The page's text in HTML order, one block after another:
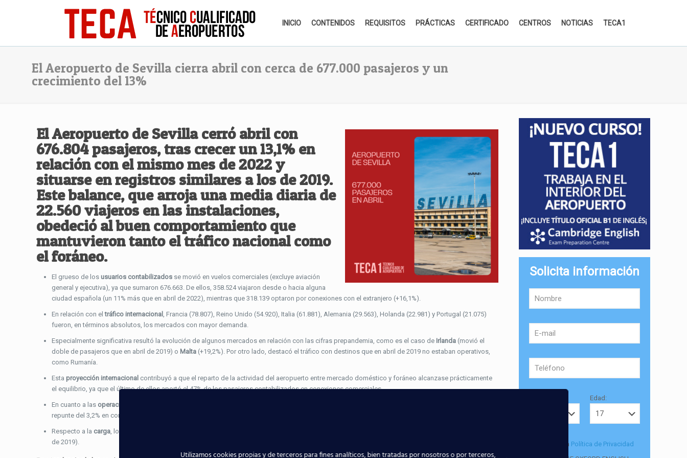
INICIO CONTENIDOS REQUISITOS PRÁCTICAS CERTIFICADO CENTROS NOTICIAS TECA1
El Aeropuerto de Sevilla cierra abril con cerca de 677.000 pasajeros y un
crecimiento del 13%
ElAeropuerto de Sevillacerró abril con
676.804 pasajeros, tras crecer un 13,1% en
relación con el mismo mes de 2022 y
situarse en registros similares a los de 2019.
Este balance, que arroja una media diaria de
22.560 viajeros en las instalaciones,
obedeció al buen comportamiento que
mantuvieron tanto el tráfico nacional como
el foráneo.
El grueso de losusuarios contabilizados se movió en vuelos comerciales (excluye aviación
general y ejecutiva), ya que sumaron 676.663. De ellos, 358.524 viajaron desde o hacia alguna
ciudad española (un 11% más que en abril de 2022), mientras que 318.139 optaron por conexiones con el extranjero (+16,1%).
En relación con eltráfico internacional, Francia (78.807), Reino Unido (54.920), Italia (61.881), Alemania (29.563), Holanda (22.981) y Portugal (21.075)
fueron, en términos absolutos, los mercados con mayor demanda.
Especialmente significativa resultó la evolución de algunos mercados en relación con las cifras prepandemia, como es el caso de Irlanda (movió el
doble de pasajeros que en abril de 2019) o Malta (+19,2%). Por otro lado, destacó el tráfico con destinos que en abril de 2019 no estaban operativos,
como Rumanía.
Estaproyección internacional contribuyó a que el reparto de la actividad del aeropuerto entre mercado doméstico y foráneo alcanzase prácticamente
el equilibrio, ya que el último de ellos aportó el 47% de los pasajeros contabilizados en conexiones comerciales.
En cuanto a las operaciones
repunte del 3,2% en comparación con abril de 2022.
Respecto a la carga, los operadores movieron 1.116 toneladas, de modo que se disparó un 39,9% sobre el año anterior (un 2% si se compara con abril
de 2019).
Solicita información
Edad:
Acepto la Política de Privacidad
Utilizamos cookies propias y de terceros para fines analíticos, bien tratadas por nosotros o por terceros,